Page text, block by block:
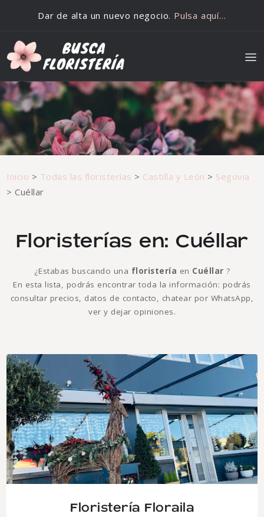
Dar de alta un nuevo negocio. Pulsa aquí…
Inicio > Todas las floristerías > Castilla y León > Segovia
>Cuéllar
Floristerías en: Cuéllar
¿Estabas buscando una floristería en Cuéllar ?
En esta lista, podrás encontrar toda la información: podrás
consultar precios, datos de contacto, chatear por WhatsApp,
ver y dejar opiniones.
Floristería Floraila